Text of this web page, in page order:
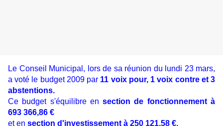
Le Conseil Municipal, lors de sa réunion du lundi 23 mars,
a voté le budget 2009 par 11 voix pour, 1 voix contre et 3
abstentions.
Ce budget s'équilibre ensection de fonctionnement à
693 366,86 €
et en section d'investissement à 250 121,58 €.